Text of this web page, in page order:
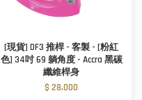
[現貨] DF3 推桿 - 客製 - [粉紅
色] 34吋 69 躺角度 - Accra 黑碳
纖維桿身
$ 28,000